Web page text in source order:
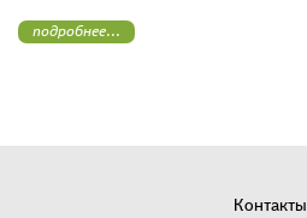
подробнее...
Контакты